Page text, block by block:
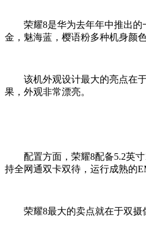
荣耀8是华为去年年中推出的一
金，魅海蓝，樱语粉多种机身颜色
该机外观设计最大的亮点在于
果，外观非常漂亮。
配置方面，荣耀8配备5.2英寸
持全网通双卡双待，运行成熟的
荣耀8最大的卖点就在于双摄像